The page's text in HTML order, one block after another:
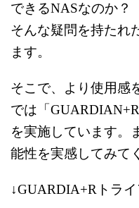
できるNASなのか？
そんな疑問を持たれ
ます。
そこで、より使用感
では「
を実施しています。
能性を実感してみて
↓GUARDIA+Rトラ